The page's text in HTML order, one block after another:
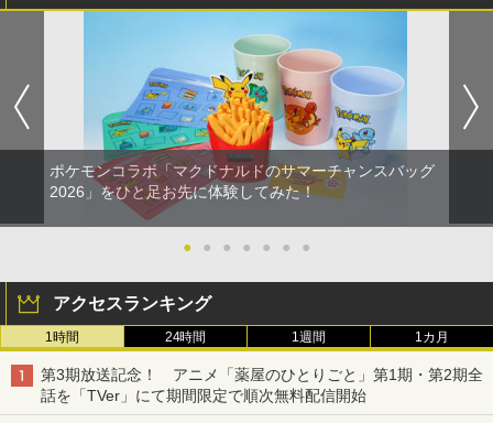
ポケモンコラボ「マクドナルドのサマーチャンスバッグ
2026」をひと足お先に体験してみた！
● ● ● ● ● ● ●
アクセスランキング
1時間 24時間 1週間 1カ月
第3期放送記念！ アニメ「薬屋のひとりごと」第1期・第2期全
話を「TVer」にて期間限定で順次無料配信開始